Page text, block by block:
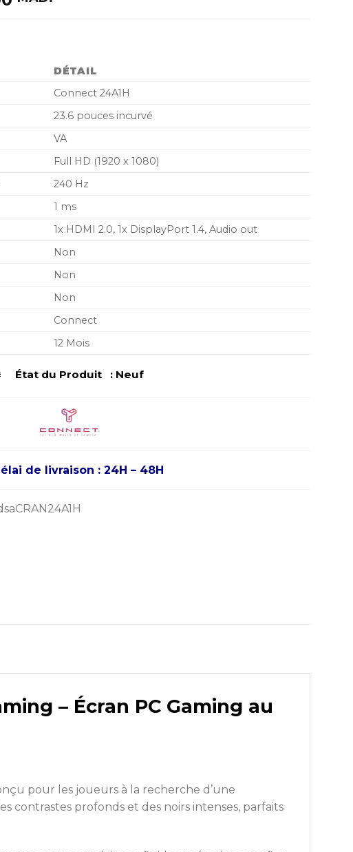
MAD..1.290,00 MAD..
DÉTAIL
Connect 24A1H
23.6 pouces incurvé
VA
Full HD (1920 x 1080)
240 Hz
1 ms
1x HDMI 2.0, 1x DisplayPort 1.4, Audio out
Non
Non
Non
Connect
12 Mois
État du Produit : Neuf
de livraison : 24H – 48H
– Écran PC Gaming au
pour les joueurs à la recherche d’une
contrastes profonds et des noirs intenses, parfaits